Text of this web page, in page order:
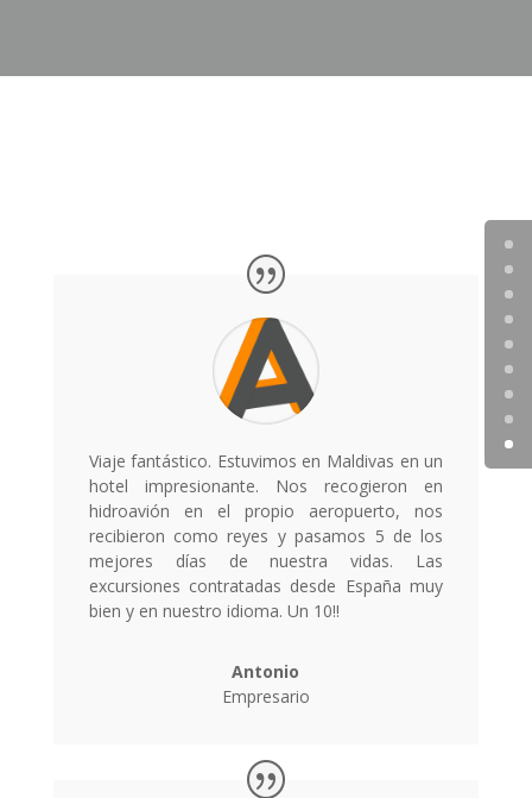
Viaje fantástico. Estuvimos en Maldivas en un
hotel impresionante. Nos recogieron en
hidroavión en el propio aeropuerto, nos
recibieron como reyes y pasamos 5 de los
mejores días de nuestra vidas. Las
excursiones contratadas desde España muy
bien y en nuestro idioma. Un 10!!
Antonio
Empresario